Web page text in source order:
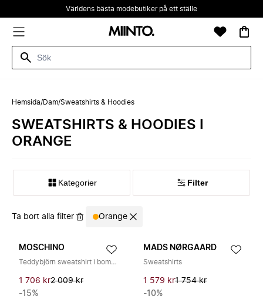
Världens bästa modebutiker på ett ställe
Hemsida/Dam/Sweatshirts & Hoodies
SWEATSHIRTS & HOODIES I
ORANGE
Kategorier Filter
Ta bort alla filter Orange
MOSCHINO
Teddybjörn sweatshirt i bomullspiqué
1 706 kr2 009 kr
-15%
MADS NØRGAARD
Sweatshirts
1 579 kr1 754 kr
-10%